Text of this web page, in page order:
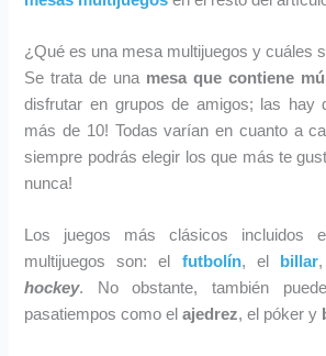
¿Qué es una mesa multijuegos y cuáles
Se trata de una mesa que contiene
disfrutar en grupos de amigos; las hay
más de 10! Todas varían en cuanto a
siempre podrás elegir los que más te
nunca!
Los juegos más clásicos incluidos
multijuegos son: el futbolín, el billar,
hockey. No obstante, también
pasatiempos como elajedrez, el póker y